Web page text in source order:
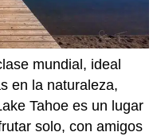
mundial, ideal
en la naturaleza,
Tahoe es un lugar
solo, con amigos